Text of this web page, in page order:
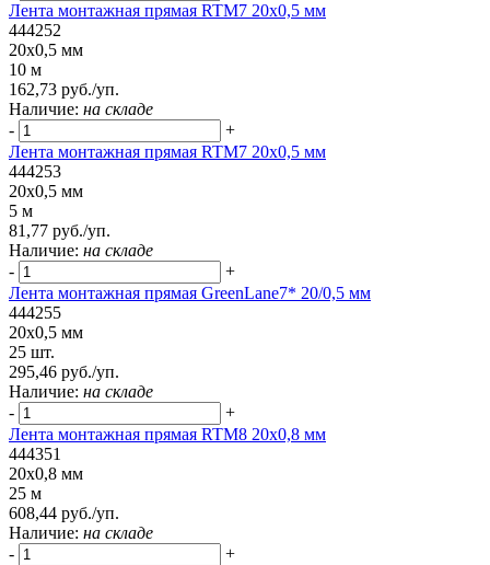
Лента монтажная прямая RTM7 20x0,5 мм
444252
20x0,5 мм
10 м
162,73 руб./уп.
Наличие: на складе
-
+
Лента монтажная прямая RTM7 20x0,5 мм
444253
20x0,5 мм
5 м
81,77 руб./уп.
Наличие: на складе
-
+
Лента монтажная прямая GreenLane7* 20/0,5 мм
444255
20x0,5 мм
25 шт.
295,46 руб./уп.
Наличие: на складе
-
+
Лента монтажная прямая RTM8 20x0,8 мм
444351
20x0,8 мм
25 м
608,44 руб./уп.
Наличие: на складе
-
+